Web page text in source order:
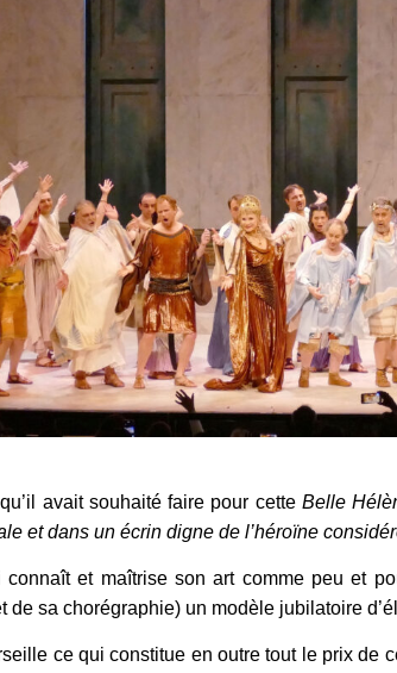
avait souhaité faire pour cette Belle
et dans un écrin digne de l’héroïne
connaît et maîtrise son art comme peu et
de sa chorégraphie) un modèle jubilatoire
ce qui constitue en outre tout le prix de